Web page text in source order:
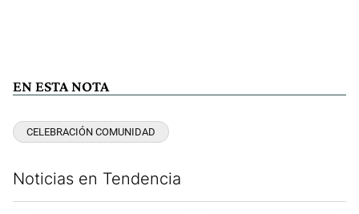
EN ESTA NOTA
CELEBRACIÓN COMUNIDAD
Noticias en Tendencia